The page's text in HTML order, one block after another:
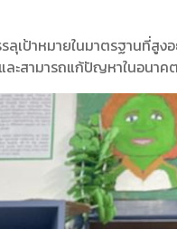
ป้าหมายในมาตรฐานที่สูง
ะสามารถแก้ปัญหาในอนาค